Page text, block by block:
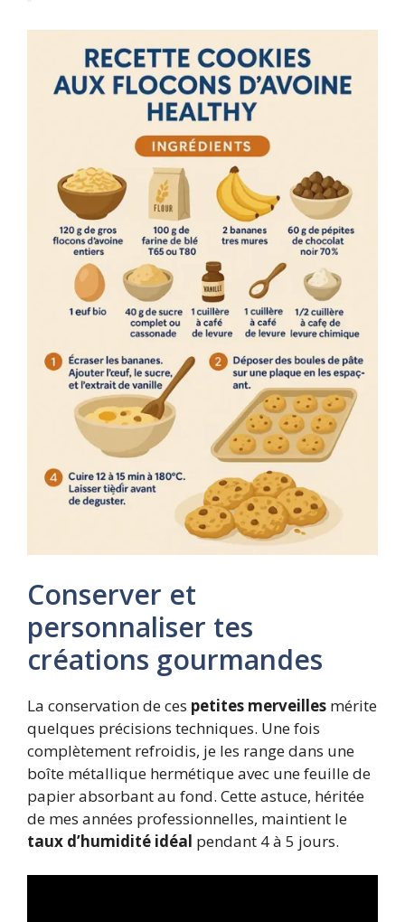
Conserver et
personnaliser tes
créations gourmandes
La conservation de ces petites merveilles mérite
quelques précisions techniques. Une fois
complètement refroidis, je les range dans une
boîte métallique hermétique avec une feuille de
papier absorbant au fond. Cette astuce, héritée
de mes années professionnelles, maintient le
taux d’humidité idéal pendant 4 à 5 jours.